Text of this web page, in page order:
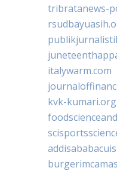
tribratanews-
italywarm.com
kvk-kumari.org